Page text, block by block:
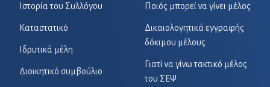
Ιστορία του Συλλόγου
Καταστατικό
Ιδρυτικά μέλη
Διοικητικό συμβούλιο
Ποιός μπορεί να γίνει μέλος
Δικαιολογητικά εγγραφής
δόκιμου μέλους
Γιατί να γίνω τακτικό μέλος
του ΣΕΨ